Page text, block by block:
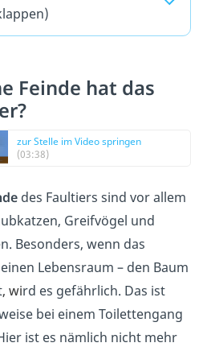
Feinde hat das
zur Stelle im Video springen
(03:38)
des Faultiers sind vor allem
Greifvögel und
Besonders, wenn das
Lebensraum – den Baum
, wird es gefährlich. Das ist
bei einem Toilettengang
ist es nämlich nicht mehr